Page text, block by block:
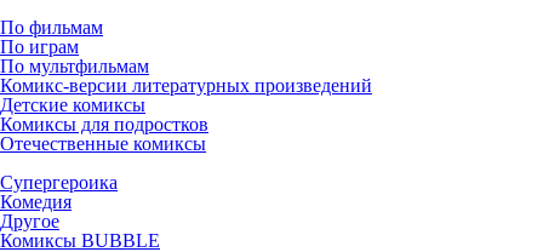
По фильмам
По играм
По мультфильмам
Комикс-версии литературных произведений
Детские комиксы
Комиксы для подростков
Отечественные комиксы
Супергероика
Комедия
Другое
Комиксы BUBBLE